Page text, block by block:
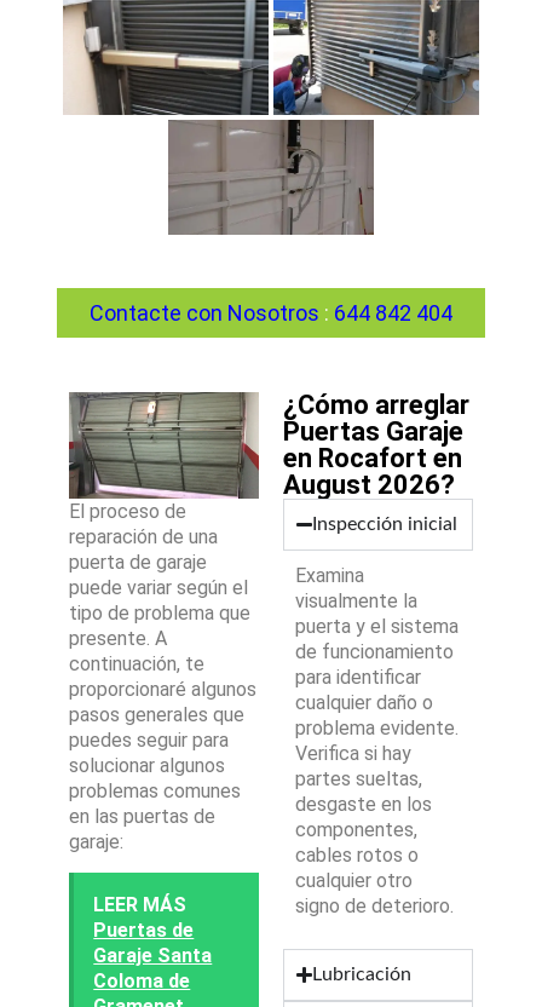
Contacte con Nosotros : 644 842 404
El proceso de
reparación de una
puerta de garaje
puede variar según el
tipo de problema que
presente. A
continuación, te
proporcionaré algunos
pasos generales que
puedes seguir para
solucionar algunos
problemas comunes
en las puertas de
garaje:
LEER MÁS
Puertas de
Garaje Santa
Coloma de
¿Cómo arreglar
Puertas Garaje
en Rocafort en
August 2026?
Inspección inicial
Examina
visualmente la
puerta y el sistema
de funcionamiento
para identificar
cualquier daño o
problema evidente.
Verifica si hay
partes sueltas,
desgaste en los
componentes,
cables rotos o
cualquier otro
signo de deterioro.
Lubricación